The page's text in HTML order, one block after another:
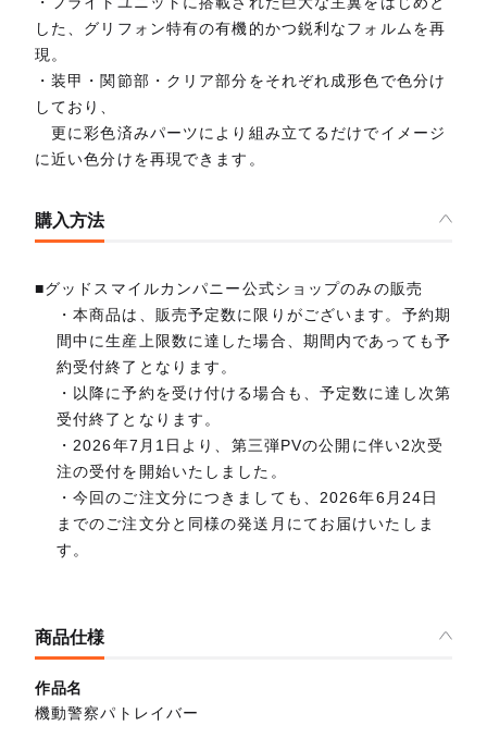
した、グリフォン特有の有機的かつ鋭利なフォルムを再
現。
・装甲・関節部・クリア部分をそれぞれ成形色で色分け
しており、
更に彩色済みパーツにより組み立てるだけでイメージ
に近い色分けを再現できます。
購入方法
■グッドスマイルカンパニー公式ショップのみの販売
・本商品は、販売予定数に限りがございます。予約期
間中に生産上限数に達した場合、期間内であっても予
約受付終了となります。
・以降に予約を受け付ける場合も、予定数に達し次第
受付終了となります。
・2026年7月1日より、第三弾PVの公開に伴い2次受
注の受付を開始いたしました。
・今回のご注文分につきましても、2026年6月24日
までのご注文分と同様の発送月にてお届けいたしま
す。
商品仕様
作品名
機動警察パトレイバー